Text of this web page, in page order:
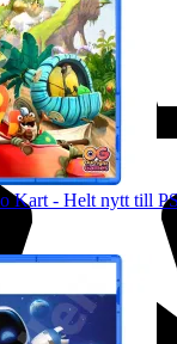
Kart - Helt nytt till